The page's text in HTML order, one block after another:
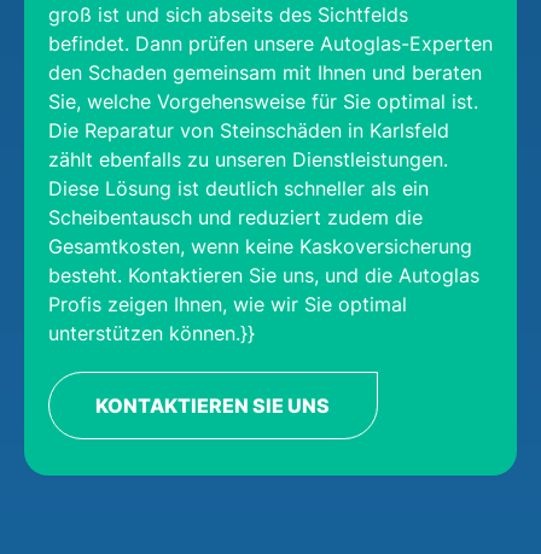
groß ist und sich abseits des Sichtfelds
befindet. Dann prüfen unsere Autoglas-Experten
den Schaden gemeinsam mit Ihnen und beraten
Sie, welche Vorgehensweise für Sie optimal ist.
Die Reparatur von Steinschäden in Karlsfeld
zählt ebenfalls zu unseren Dienstleistungen.
Diese Lösung ist deutlich schneller als ein
Scheibentausch und reduziert zudem die
Gesamtkosten, wenn keine Kaskoversicherung
besteht. Kontaktieren Sie uns, und die Autoglas
Profis zeigen Ihnen, wie wir Sie optimal
unterstützen können.}}
KONTAKTIEREN SIE UNS